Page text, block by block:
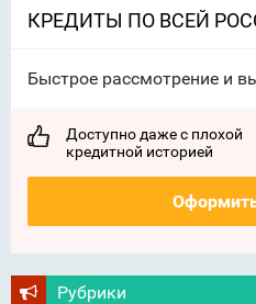
КРЕДИТЫ ПО ВСЕЙ
Быстрое рассмотрение и
Доступно даже с плохой
кредитной историей
Рубрики